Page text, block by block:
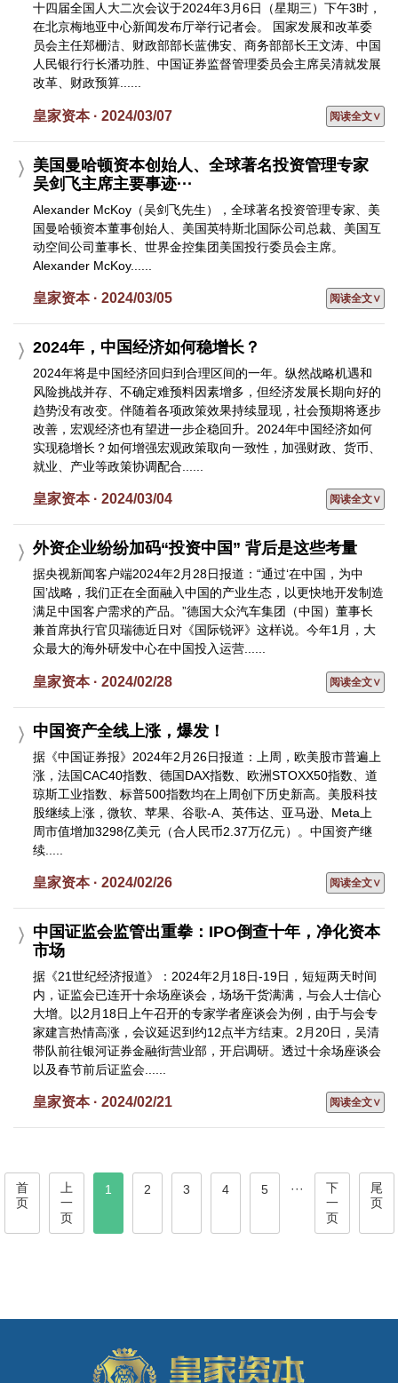
十四届全国人大二次会议于2024年3月6日（星期三）下午3时，
在北京梅地亚中心新闻发布厅举行记者会。 国家发展和改革委
员会主任郑栅洁、财政部部长蓝佛安、商务部部长王文涛、中国
人民银行行长潘功胜、中国证券监督管理委员会主席吴清就发展
改革、财政预算......
皇家资本 · 2024/03/07 阅读全文∨
美国曼哈顿资本创始人、全球著名投资管理专家
吴剑飞主席主要事迹···
Alexander McKoy（吴剑飞先生），全球著名投资管理专家、美
国曼哈顿资本董事创始人、美国英特斯北国际公司总裁、美国互
动空间公司董事长、世界金控集团美国投行委员会主席。
Alexander McKoy......
皇家资本 · 2024/03/05 阅读全文∨
2024年，中国经济如何稳增长？
2024年将是中国经济回归到合理区间的一年。纵然战略机遇和
风险挑战并存、不确定难预料因素增多，但经济发展长期向好的
趋势没有改变。伴随着各项政策效果持续显现，社会预期将逐步
改善，宏观经济也有望进一步企稳回升。2024年中国经济如何
实现稳增长？如何增强宏观政策取向一致性，加强财政、货币、
就业、产业等政策协调配合......
皇家资本 · 2024/03/04 阅读全文∨
外资企业纷纷加码“投资中国” 背后是这些考量
据央视新闻客户端2024年2月28日报道：“通过‘在中国，为中
国’战略，我们正在全面融入中国的产业生态，以更快地开发制造
满足中国客户需求的产品。”德国大众汽车集团（中国）董事长
兼首席执行官贝瑞德近日对《国际锐评》这样说。今年1月，大
众最大的海外研发中心在中国投入运营......
皇家资本 · 2024/02/28 阅读全文∨
中国资产全线上涨，爆发！
据《中国证券报》2024年2月26日报道：上周，欧美股市普遍上
涨，法国CAC40指数、德国DAX指数、欧洲STOXX50指数、道
琼斯工业指数、标普500指数均在上周创下历史新高。美股科技
股继续上涨，微软、苹果、谷歌-A、英伟达、亚马逊、Meta上
周市值增加3298亿美元（合人民币2.37万亿元）。中国资产继
续.....
皇家资本 · 2024/02/26 阅读全文∨
中国证监会监管出重拳：IPO倒查十年，净化资本
市场
据《21世纪经济报道》：2024年2月18日-19日，短短两天时间
内，证监会已连开十余场座谈会，场场干货满满，与会人士信心
大增。以2月18日上午召开的专家学者座谈会为例，由于与会专
家建言热情高涨，会议延迟到约12点半方结束。2月20日，吴清
带队前往银河证券金融街营业部，开启调研。透过十余场座谈会
以及春节前后证监会......
皇家资本 · 2024/02/21 阅读全文∨
首
页
上
一
页
1 2 3 4 5 ···
下
一
页
尾
页